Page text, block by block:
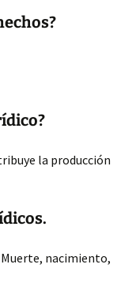
la producción
nacimiento,